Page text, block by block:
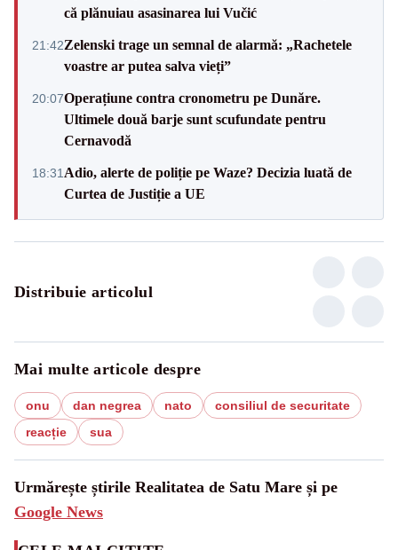
că plănuiau asasinarea lui Vučić
21:42Zelenski trage un semnal de alarmă: „Rachetele
voastre ar putea salva vieți”
20:07Operațiune contra cronometru pe Dunăre.
Ultimele două barje sunt scufundate pentru
Cernavodă
18:31 Adio, alerte de poliție pe Waze? Decizia luată de
Curtea de Justiție a UE
Distribuie articolul
Mai multe articole despre
onu dan negrea nato
consiliul de securitate
reacție
sua
Urmărește știrile Realitatea de Satu Mare și pe
Google News